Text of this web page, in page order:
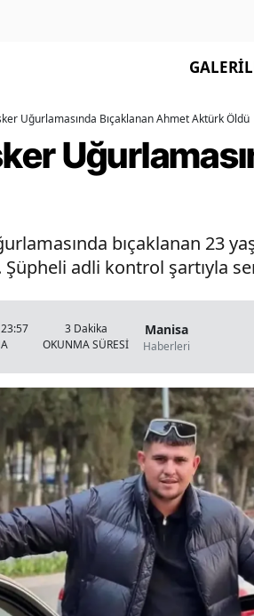
Uğurlamasında Bıçaklanan Ahmet Aktürk Öldü
bıçaklanan 23
Şüpheli adli kontrol şartıyla
3 Dakika
OKUNMA SÜRESİ
Manisa
Haberleri